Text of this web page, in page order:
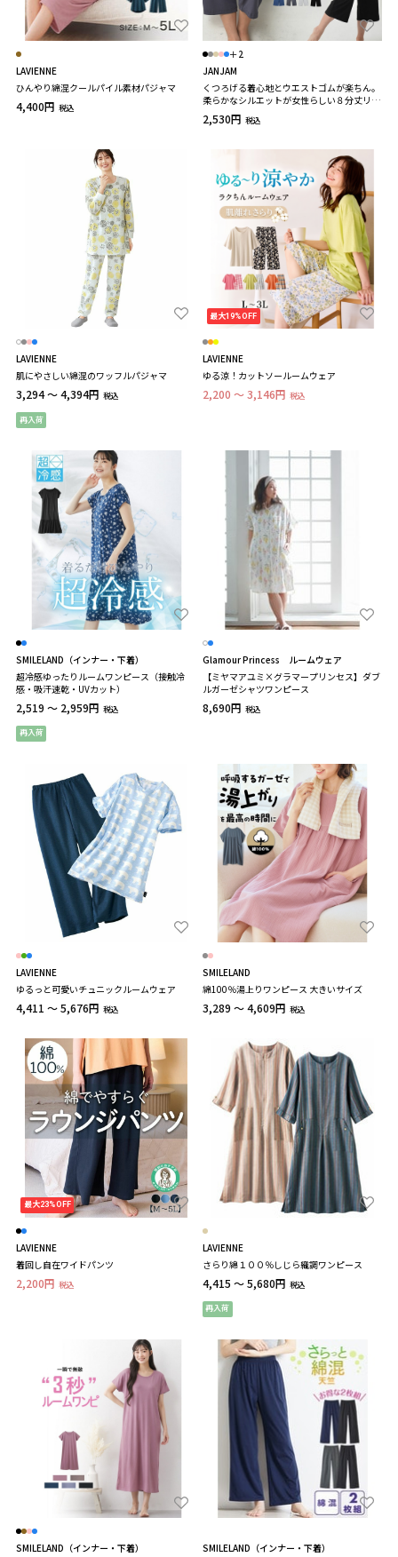
LAVIENNE
ひんやり綿混クールパイル素材パジャマ
4,400円 税込
＋2
JANJAM
くつろげる着心地とウエストゴムが楽ちん。
柔らかなシルエットが女性らしい８分丈リラ
ックスパンツ 大きいサイズ レディース
2,530円 税込
LAVIENNE
肌にやさしい綿混のワッフルパジャマ
3,294 ～ 4,394円 税込
再入荷
最大19%OFF
LAVIENNE
ゆる涼！カットソールームウェア
2,200 ～ 3,146円 税込
SMILELAND（インナー・下着）
超冷感ゆったりルームワンピース（接触冷
感・吸汗速乾・UVカット）
2,519 ～ 2,959円 税込
再入荷
Glamour Princess ルームウェア
【ミヤマアユミ×グラマープリンセス】ダブ
ルガーゼシャツワンピース
8,690円 税込
LAVIENNE
ゆるっと可愛いチュニックルームウェア
4,411 ～ 5,676円 税込
SMILELAND
綿100％湯上りワンピース 大きいサイズ
3,289 ～ 4,609円 税込
最大23%OFF
LAVIENNE
着回し自在ワイドパンツ
2,200円 税込
LAVIENNE
さらり綿１００％しじら織調ワンピース
4,415 ～ 5,680円 税込
再入荷
SMILELAND（インナー・下着）
SMILELAND（インナー・下着）